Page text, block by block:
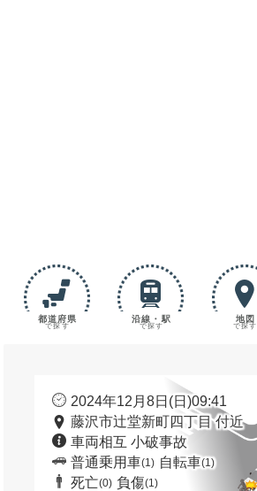
都道府県
で探す
沿線・駅
で探す
地図
で探す
2024年12月8日(日)09:41
藤沢市辻堂新町四丁目 付近
車両相互 小破事故
普通乗用車(1) 自転車(1)
死亡(0) 負傷(1)